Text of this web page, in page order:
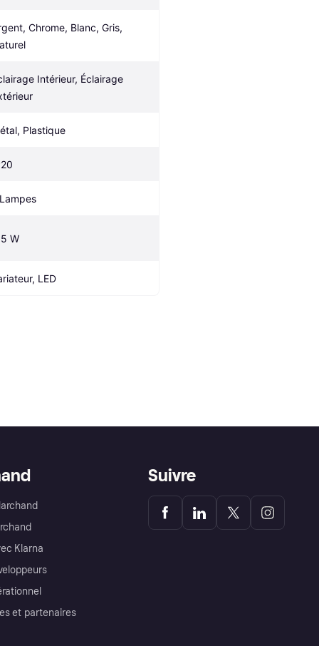
Chrome, Blanc, Gris,
Intérieur, Éclairage
Plastique
W
LED
Klarna
et partenaires
Suivre